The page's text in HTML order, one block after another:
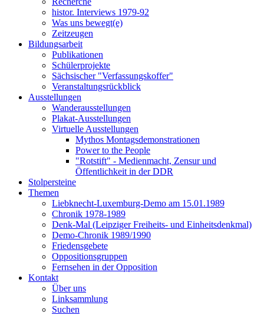
histor. Interviews 1979-92
Was uns bewegt(e)
Zeitzeugen
Bildungsarbeit
Publikationen
Schülerprojekte
Sächsischer "Verfassungskoffer"
Veranstaltungsrückblick
Ausstellungen
Wanderausstellungen
Plakat-Ausstellungen
Virtuelle Ausstellungen
Mythos Montagsdemonstrationen
Power to the People
"Rotstift" - Medienmacht, Zensur und
Öffentlichkeit in der DDR
Stolpersteine
Themen
Liebknecht-Luxemburg-Demo am 15.01.1989
Chronik 1978-1989
Denk-Mal (Leipziger Freiheits- und Einheitsdenkmal)
Demo-Chronik 1989/1990
Friedensgebete
Oppositionsgruppen
Fernsehen in der Opposition
Kontakt
Über uns
Linksammlung
Suchen